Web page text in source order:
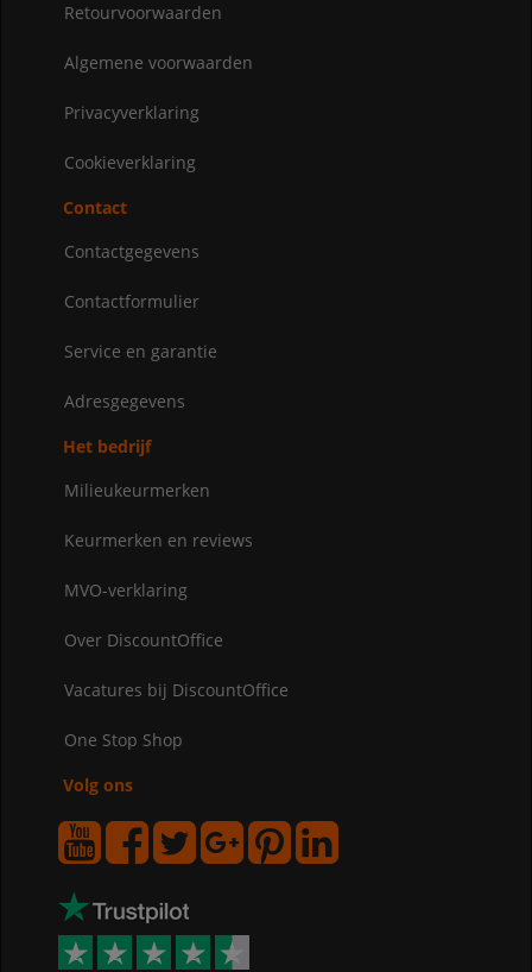
Retourvoorwaarden
Algemene voorwaarden
Privacyverklaring
Cookieverklaring
Contact
Contactgegevens
Contactformulier
Service en garantie
Adresgegevens
Het bedrijf
Milieukeurmerken
Keurmerken en reviews
MVO-verklaring
Over DiscountOffice
Vacatures bij DiscountOffice
One Stop Shop
Volg ons